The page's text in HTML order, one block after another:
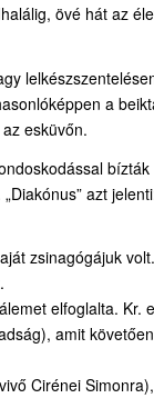
övé hát az
a
esküvőn.
bízták
azt
zsinagógájuk
elfoglalta. Kr.
amit követően
Cirénei Simonra),